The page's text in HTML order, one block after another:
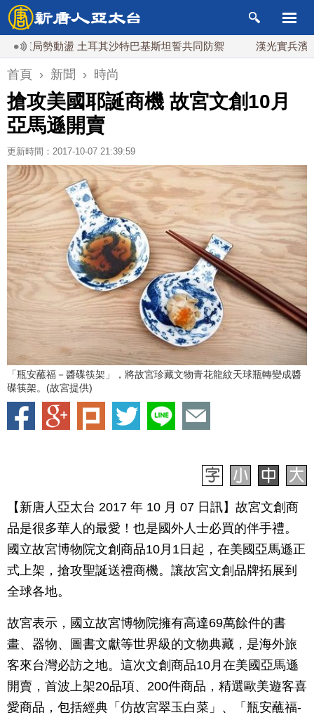
勢動盪 土耳其沙特巴基斯坦誓共同防禦 漢光實兵濱海緊急
首頁 › 新聞 › 時尚
搶攻美國耶誕商機 故宮文創10月
亞馬遜開賣
更新時間：2017-10-07 21:39:59
「瓶安蘸福－醬碟筷架」，將故宮珍藏文物青花龍紋天球瓶轉變成醬
碟筷架。(故宮提供)
【新唐人亞太台 2017 年 10 月 07 日訊】故宮文創商
品是很多華人的最愛！也是國外人士必買的伴手禮。
國立故宮博物院文創商品10月1日起，在美國亞馬遜正
式上架，搶攻聖誕送禮商機。讓故宮文創品牌拓展到
全球各地。
故宮表示，國立故宮博物院擁有高達69萬餘件的書
畫、器物、圖書文獻等世界級的文物典藏，是海外旅
客來台灣必訪之地。這次文創商品10月在美國亞馬遜
開賣，首波上架20品項、200件商品，精選歐美遊客喜
愛商品，包括經典「仿故宮翠玉白菜」、「瓶安蘸福-